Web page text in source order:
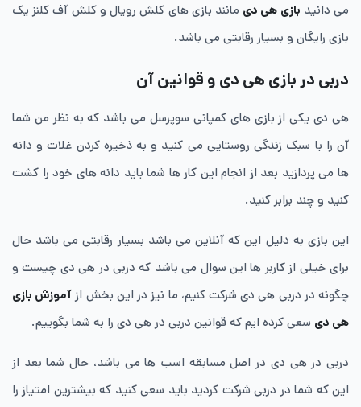
می دانید بازی هی دی مانند بازی های کلش رویال و کلش آف کلنز یک
بازی رایگان و بسیار رقابتی می باشد.
دربی در بازی هی دی و قوانین آن
هی دی یکی از بازی های کمپانی سوپرسل می باشد که به نظر من شما
آن را با سبک زندگی روستایی می کنید و به ذخیره کردن غلات و دانه
ها می پردازید بعد از انجام این کار ها شما باید دانه های خود را کشت
کنید و چند برابر کنید.
این بازی به دلیل این که آنلاین می باشد بسیار رقابتی می باشد حال
برای خیلی از کاربر ها این سوال می باشد که دربی در هی دی چیست و
چگونه در دربی هی دی شرکت کنیم، ما نیز در این بخش از آموزش بازی
هی دی سعی کرده ایم که قوانین دربی در هی دی را به شما بگوییم.
دربی در هی دی در اصل مسابقه اسب ها می باشد، حال شما بعد از
این که شما در دربی شرکت کردید باید سعی کنید که بیشترین امتیاز را